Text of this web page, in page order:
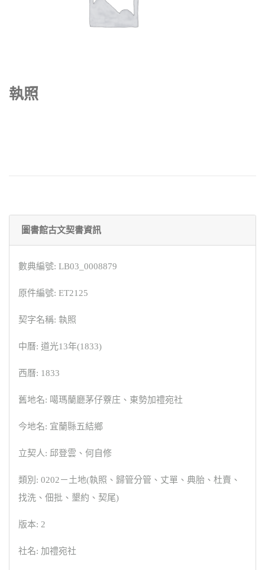
執照
圖書館古文契書資訊
數典編號: LB03_0008879
原件編號: ET2125
契字名稱: 執照
中曆: 道光13年(1833)
西曆: 1833
舊地名: 噶瑪蘭廳茅仔藔庄、東勢加禮宛社
今地名: 宜蘭縣五結鄉
立契人: 邱登雲、何自修
類別: 0202－土地(執照、歸管分管、丈單、典胎、杜賣、
找洗、佃批、墾約、契尾)
版本: 2
社名: 加禮宛社